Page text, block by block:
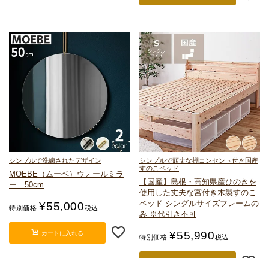
シンプルで洗練されたデザイン
MOEBE（ムーベ） ウォールミラ
ー 50cm
特別価格 ¥55,000税込
カートに入れる
シンプルで頑丈な棚コンセント付き国産
すのこベッド
【国産】島根・高知県産ひのきを
使用した丈夫な宮付き 木製すのこ
ベッド シングルサイズフレームの
み ※代引き不可
特別価格 ¥55,990税込